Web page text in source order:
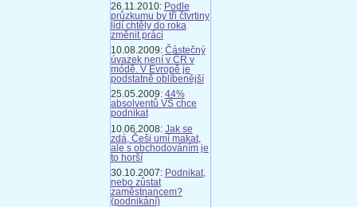
26.11.2010: Podle
průzkumu by tři čtvrtiny
lidí chtěly do roka
změnit práci
10.08.2009: Částečný
úvazek není v ČR v
módě. V Evropě je
podstatně oblíbenější
25.05.2009: 44%
absolventů VŠ chce
podnikat
10.06.2008: Jak se
zdá, Češi umí makat,
ale s obchodováním je
to horší
30.10.2007: Podnikat,
nebo zůstat
zaměstnancem?
(podnikání)